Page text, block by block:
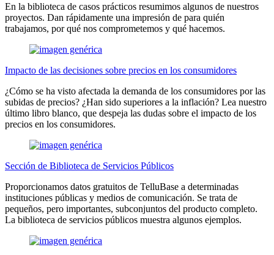
En la biblioteca de casos prácticos resumimos algunos de nuestros
proyectos. Dan rápidamente una impresión de para quién
trabajamos, por qué nos comprometemos y qué hacemos.
Impacto de las decisiones sobre precios en los consumidores
¿Cómo se ha visto afectada la demanda de los consumidores por las
subidas de precios? ¿Han sido superiores a la inflación? Lea nuestro
último libro blanco, que despeja las dudas sobre el impacto de los
precios en los consumidores.
Sección de Biblioteca de Servicios Públicos
Proporcionamos datos gratuitos de TelluBase a determinadas
instituciones públicas y medios de comunicación. Se trata de
pequeños, pero importantes, subconjuntos del producto completo.
La biblioteca de servicios públicos muestra algunos ejemplos.